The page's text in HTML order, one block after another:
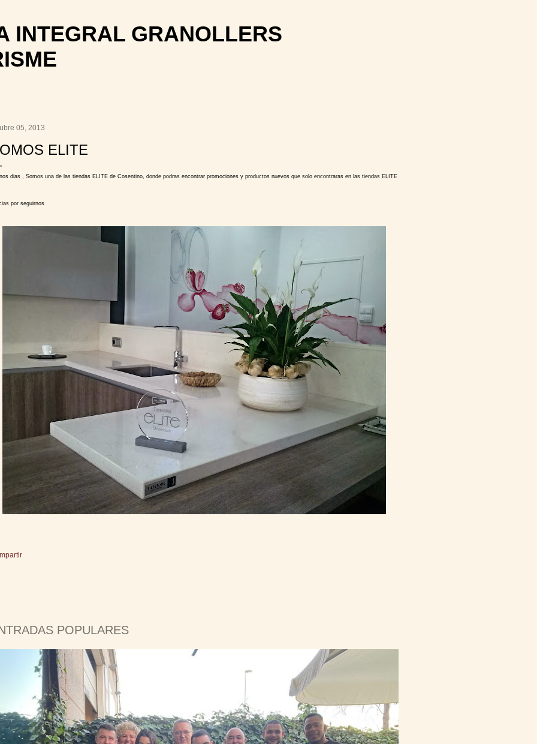
INTEGRAL GRANOLLERS
05, 2013
ELITE
dias , Somos una de las tiendas ELITE de Cosentino, donde podras encontrar promociones y productos nuevos que solo encontraras en las tiendas ELITE
por seguirnos
POPULARES